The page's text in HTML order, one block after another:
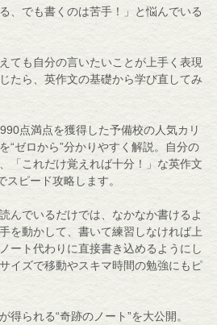
、でも書くのは苦手！」と悩んでいる
ても自分の言いたいことが上手く表現
たら、英作文の基礎から学び直してみ
点満点を獲得した予備校の人気カリ
“ゼロから”分かりやすく解説。自分の
「これだけ覚えれば十分！」な英作文
ピード攻略します。
んでいるだけでは、なかなか書けるよ
を動かして、書いて練習しなければ上
ート代わりに直接書き込めるようにし
イズで移動やスキマ時間の勉強にもピ
られる“奇跡のノート”を大公開。